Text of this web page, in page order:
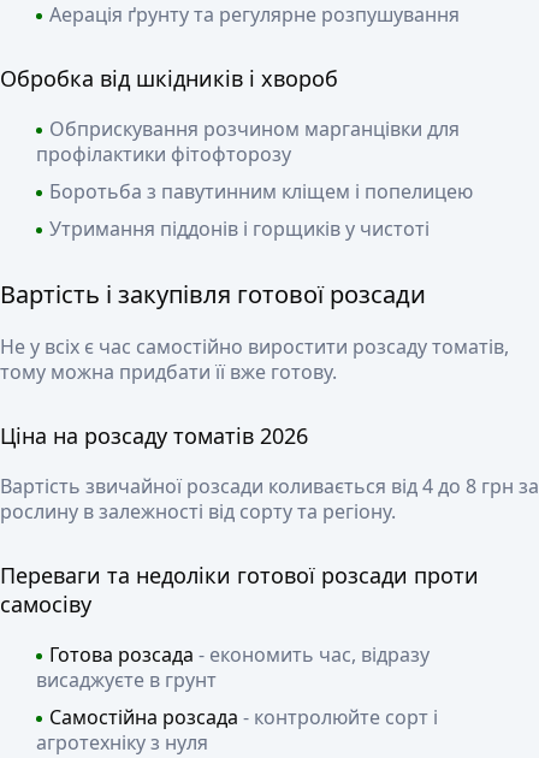
Аерація ґрунту та регулярне розпушування
Обробка від шкідників і хвороб
Обприскування розчином марганцівки для
профілактики фітофторозу
Боротьба з павутинним кліщем і попелицею
Утримання піддонів і горщиків у чистоті
Вартість і закупівля готової розсади
Не у всіх є час самостійно виростити розсаду томатів,
тому можна придбати її вже готову.
Ціна на розсаду томатів 2026
Вартість звичайної розсади коливається від 4 до 8 грн за
рослину в залежності від сорту та регіону.
Переваги та недоліки готової розсади проти
самосіву
Готова розсада - економить час, відразу
висаджуєте в грунт
Самостійна розсада - контролюйте сорт і
агротехніку з нуля